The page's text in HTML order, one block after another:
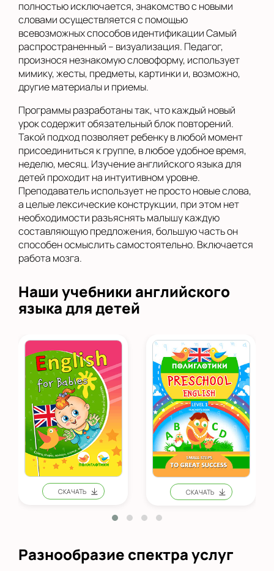
полностью исключается, знакомство с новыми
словами осуществляется с помощью
всевозможных способов идентификации Самый
распространенный – визуализация. Педагог,
произнося незнакомую словоформу, использует
мимику, жесты, предметы, картинки и, возможно,
другие материалы и приемы.
Программы разработаны так, что каждый новый
урок содержит обязательный блок повторений.
Такой подход позволяет ребенку в любой момент
присоединиться к группе, в любое удобное время,
неделю, месяц. Изучение английского языка для
детей проходит на интуитивном уровне.
Преподаватель использует не просто новые слова,
а целые лексические конструкции, при этом нет
необходимости разъяснять малышу каждую
составляющую предложения, большую часть он
способен осмыслить самостоятельно. Включается
работа мозга.
Наши учебники английского
языка для детей
Разнообразие спектра услуг